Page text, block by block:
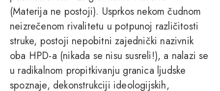
(Materija ne postoji). Usprkos nekom čudnom
neizrečenom rivalitetu u potpunoj različitosti
struke, postoji nepobitni zajednički nazivnik
oba HPD-a (nikada se nisu susreli!), a nalazi se
u radikalnom propitkivanju granica ljudske
spoznaje, dekonstrukciji ideologijskih,